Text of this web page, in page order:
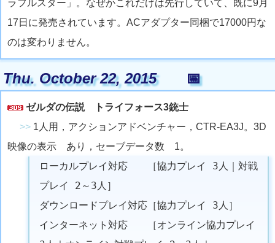
ラフルスター」。なぜかこれだけは先行していて、既に9月
17日に発売されています。ACアダプター同梱で17000円な
のは変わりません。
Thu. October 22, 2015📅
ゼルダの伝説 トライフォース3銃士
>> 1人用，アクションアドベンチャー，CTR-EA3J。3D
映像の表示 あり，セーブデータ数 1。
ローカルプレイ対応 ［協力プレイ 3人｜対戦
プレイ 2～3人］
ダウンロードプレイ対応［協力プレイ 3人］
インターネット対応 ［オンライン協力プレイ